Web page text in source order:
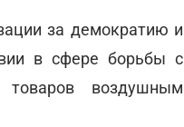
за демократию и
в сфере борьбы с
воздушным